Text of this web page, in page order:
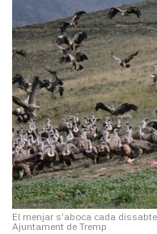
El menjar s’aboca cada
Ajuntament de Tremp